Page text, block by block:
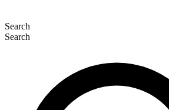
Search
Search